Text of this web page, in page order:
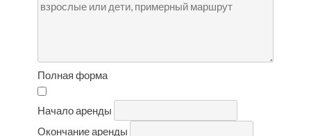
Полная форма
Начало аренды
Окончание аренды